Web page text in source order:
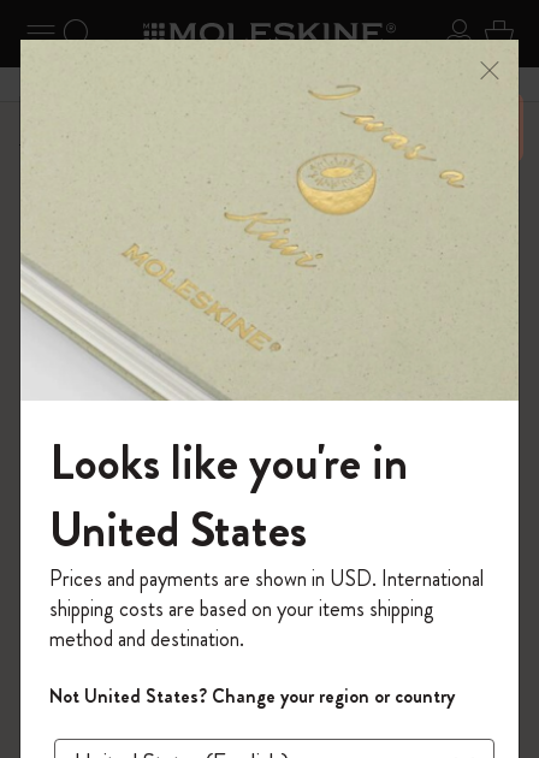
ナビゲーションの切替 ログ
検索 (キーワードなど) カ
6,500円以上のご購入で送料無料 メニ
ーを閉じる
ショップ 18ヶ月プランナー
モレスキンの世界へようこそ
「WELCOME10」を入力すると、初回注
文が10%オフ＋送料無料になります。セ
ール・アウトレット品は適用外。
Moleskineアカウントを作成して限定オフ
ァーや会員特典、さらに多くのインスピ
レーションを手に入れましょう。
Looks like you're in
United States
Prices and payments are shown in USD. International
shipping costs are based on your items shipping
method and destination.
Not United States? Change your region or country